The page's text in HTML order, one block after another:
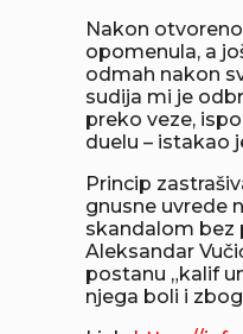
Nakon
opomenula, a
odmah nakon
sudija mi je
preko veze,
duelu – istakao
Princip
gnusne uvrede
skandalom bez
Aleksandar
postanu „kalif
njega boli i